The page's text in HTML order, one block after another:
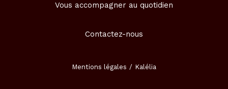
Vous accompagner au quotidien
Contactez-nous
Mentions légales Kalélia